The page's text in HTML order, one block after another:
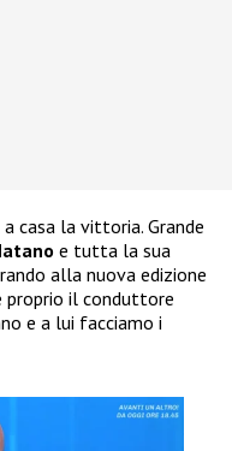
casa la vittoria. Grande
e tutta la sua
alla nuova edizione
proprio il conduttore
e a lui facciamo i